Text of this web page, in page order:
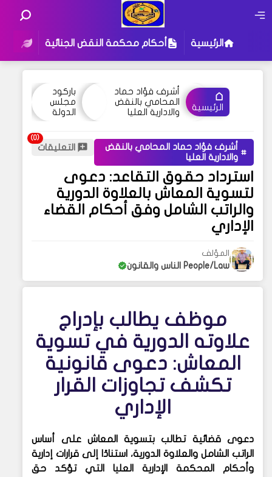
الرئيسية أحكام محكمة النقض الجنائية
الرئيسية
أشرف فؤاد حماد
المحامي بالنقض
والادارية العليا
باركود
مجلس
الدولة
أشرف فؤاد حماد المحامي بالنقض
والادارية العليا
التعليقات
استرداد حقوق التقاعد: دعوى
لتسوية المعاش بالعلاوة الدورية
والراتب الشامل وفق أحكام القضاء
الإداري
المؤلف
People/Law الناس والقانون
موظف يطالب بإدراج
علاوته الدورية في تسوية
المعاش: دعوى قانونية
تكشف تجاوزات القرار
الإداري
دعوى قضائية تطالب بتسوية المعاش على أساس
الراتب الشامل والعلاوة الدورية، استنادًا إلى قرارات إدارية
وأحكام المحكمة الإدارية العليا التي تؤكد حق